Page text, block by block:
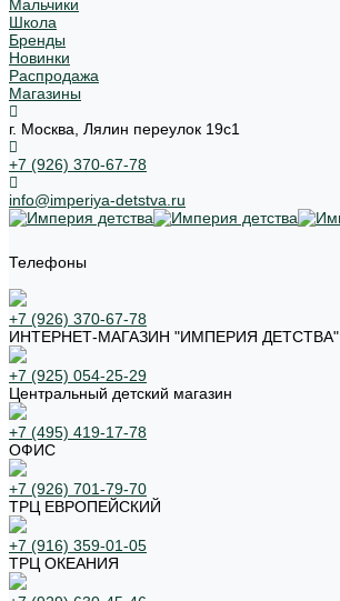
Мальчики
Школа
Бренды
Новинки
Распродажа
Магазины
г. Москва, Лялин переулок 19с1
+7 (926) 370-67-78
info@imperiya-detstva.ru
Телефоны
+7 (926) 370-67-78
ИНТЕРНЕТ-МАГАЗИН "ИМПЕРИЯ ДЕТСТВА"
+7 (925) 054-25-29
Центральный детский магазин
+7 (495) 419-17-78
ОФИС
+7 (926) 701-79-70
ТРЦ ЕВРОПЕЙСКИЙ
+7 (916) 359-01-05
ТРЦ ОКЕАНИЯ